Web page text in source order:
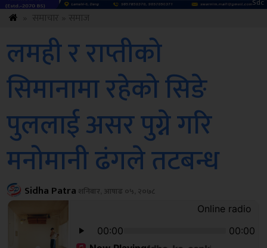
लमही र राप्तीको
सिमानामा रहेको सिङे
पुललाई असर पुग्ने गरि
मनोमानी ढंगले तटबन्ध
Sidha Patra शनिबार, आषाढ ०५, २०७८